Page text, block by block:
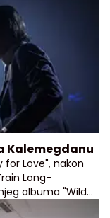
Kalemegdanu
Love", nakon
Long-
albuma "Wild